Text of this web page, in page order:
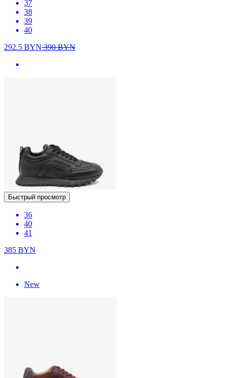
37
38
39
40
292.5 BYN390BYN
Быстрый просмотр
36
40
41
385 BYN
New